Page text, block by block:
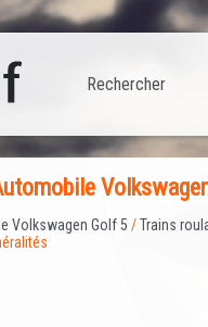
Rechercher
Volkswagen Golf 5 /Trains